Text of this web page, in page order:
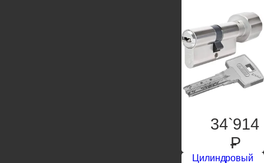
34`914
P
Цилиндровый